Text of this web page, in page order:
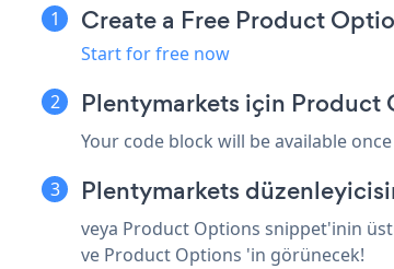
Create a Free Product
Start for free now
Plentymarkets için Product
Your code block will be available
Plentymarkets
veya Product Options snippet'inin
ve Product Options 'in görünecek!